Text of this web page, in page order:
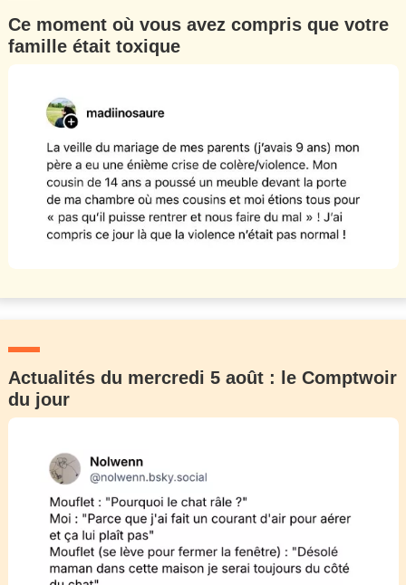
Ce moment où vous avez compris que votre
famille était toxique
Actualités du mercredi 5 août : le Comptwoir
du jour